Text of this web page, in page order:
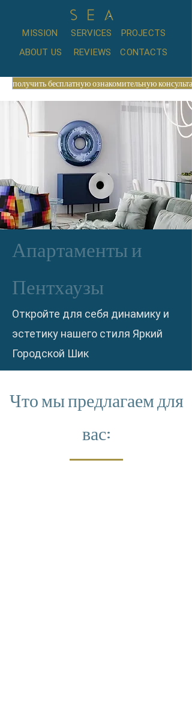
MISSION SERVICES
PROJECTS
ABOUT US
REVIEWS CONTACTS
получить бесплатную ознакомительную
Апартаменты и
Пентхаузы
Откройте для себя динамику и
эстетику нашего стиля Яркий
Городской Шик
Что мы предлагаем для
вас: